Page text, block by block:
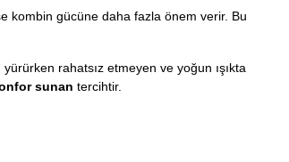
kombin gücüne daha fazla önem verir. Bu
rahatsız etmeyen ve yoğun ışıkta
sunan tercihtir.